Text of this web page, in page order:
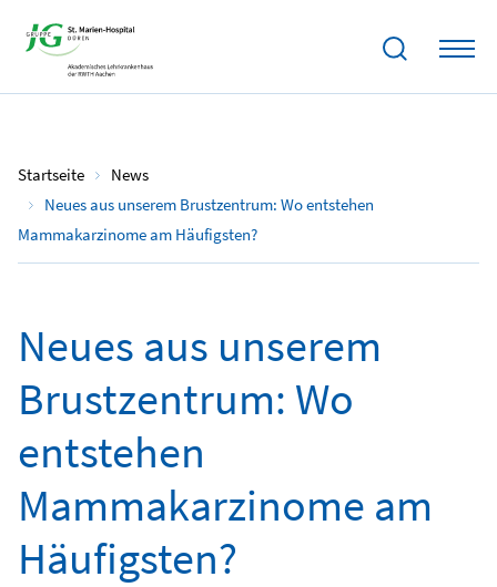
Startseite
News
Neues aus unserem Brustzentrum: Wo entstehen
Mammakarzinome am Häufigsten?
26.10.2021
Neues aus unserem
Brustzentrum: Wo
entstehen
Mammakarzinome am
Häufigsten?